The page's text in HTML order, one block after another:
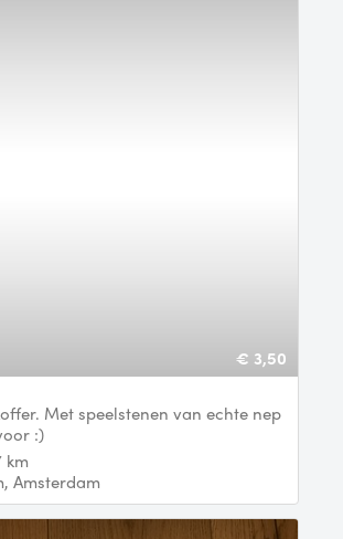
€ 3,50
Met speelstenen van echte nep
:)
km
Amsterdam